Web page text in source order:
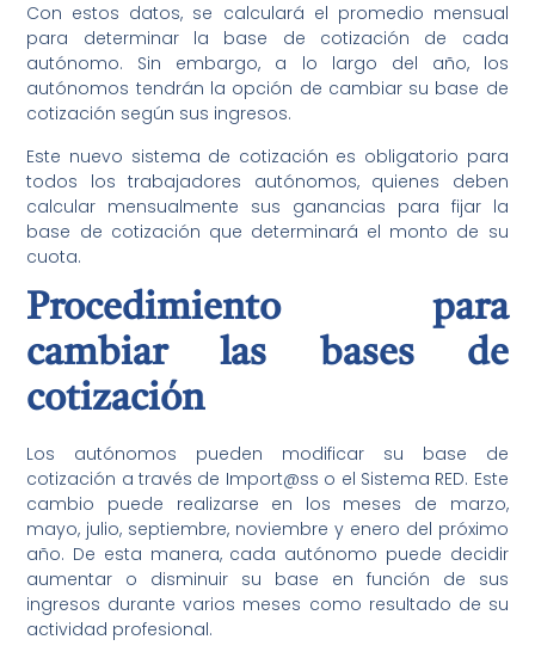
Con estos datos, se calculará el promedio mensual
para determinar la base de cotización de cada
autónomo. Sin embargo, a lo largo del año, los
autónomos tendrán la opción de cambiar su base de
cotización según sus ingresos.
Este nuevo sistema de cotización es obligatorio para
todos los trabajadores autónomos, quienes deben
calcular mensualmente sus ganancias para fijar la
base de cotización que determinará el monto de su
cuota.
Procedimiento para
cambiar las bases de
cotización
Los autónomos pueden modificar su base de
cotización a través de Import@ss o el Sistema RED. Este
cambio puede realizarse en los meses de marzo,
mayo, julio, septiembre, noviembre y enero del próximo
año. De esta manera, cada autónomo puede decidir
aumentar o disminuir su base en función de sus
ingresos durante varios meses como resultado de su
actividad profesional.